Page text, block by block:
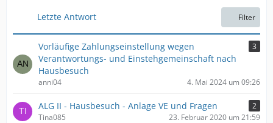
Letzte Antwort Filter
Vorläufige Zahlungseinstellung wegen
Verantwortungs- und Einstehgemeinschaft nach
Hausbesuch
3
anni04 4. Mai 2024 um 09:26
ALG II - Hausbesuch - Anlage VE und Fragen
2
Tina085
23. Februar 2020 um 21:59